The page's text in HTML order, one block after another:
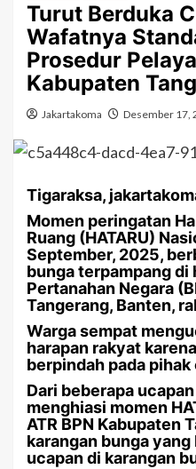
Turut Berduka
Wafatnya
Prosedur
Kabupaten
Jakartakoma Desember 17,
Tigaraksa,
Momen peringatan
Ruang (HATARU)
September, 2025,
bunga terpampang di
Pertanahan Negara
Tangerang, Banten,
Warga sempat
harapan rakyat
berpindah pada pihak
Dari beberapa
menghiasi momen
ATR BPN Kabupaten
karangan bunga
ucapan di karangan